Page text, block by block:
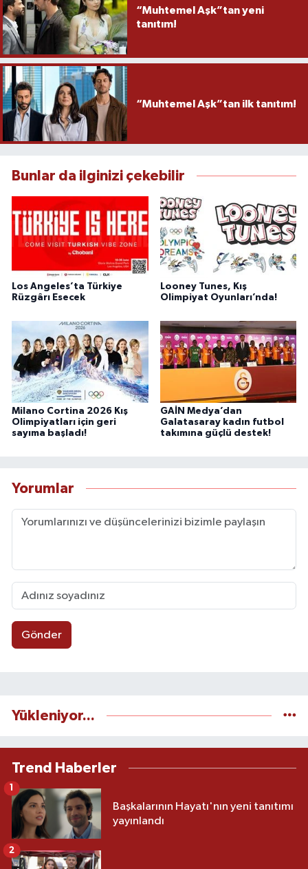
“Muhtemel Aşk”tan yeni
tanıtım!
“Muhtemel Aşk”tan ilk tanıtım!
Bunlar da ilginizi çekebilir
Los Angeles’ta Türkiye
Rüzgârı Esecek
Looney Tunes, Kış
Olimpiyat Oyunları’nda!
Milano Cortina 2026 Kış
Olimpiyatları için geri
sayıma başladı!
GAİN Medya’dan
Galatasaray kadın futbol
takımına güçlü destek!
Yorumlar
Gönder
Yükleniyor...
Trend Haberler
Başkalarının Hayatı'nın yeni tanıtımı
yayınlandı
1
2